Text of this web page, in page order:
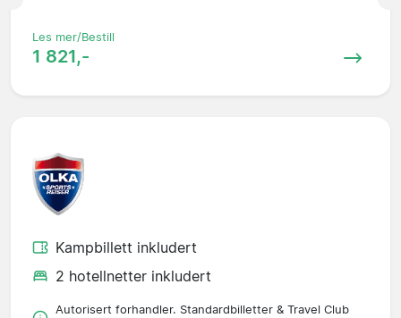
Les mer/Bestill
1 821,-
Kampbillett inkludert
2 hotellnetter inkludert
Autorisert forhandler. Standardbilletter & Travel Club